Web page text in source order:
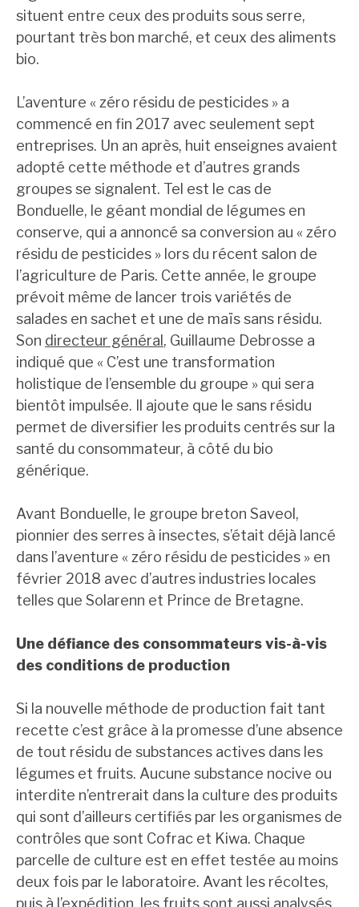
situent entre ceux des produits sous serre,
pourtant très bon marché, et ceux des aliments
bio.
L’aventure « zéro résidu de pesticides » a
commencé en fin 2017 avec seulement sept
entreprises. Un an après, huit enseignes avaient
adopté cette méthode et d’autres grands
groupes se signalent. Tel est le cas de
Bonduelle, le géant mondial de légumes en
conserve, qui a annoncé sa conversion au « zéro
résidu de pesticides » lors du récent salon de
l’agriculture de Paris. Cette année, le groupe
prévoit même de lancer trois variétés de
salades en sachet et une de maïs sans résidu.
Son directeur général , Guillaume Debrosse a
indiqué que « C’est une transformation
holistique de l’ensemble du groupe » qui sera
bientôt impulsée. Il ajoute que le sans résidu
permet de diversifier les produits centrés sur la
santé du consommateur, à côté du bio
générique.
Avant Bonduelle, le groupe breton Saveol,
pionnier des serres à insectes, s’était déjà lancé
dans l’aventure « zéro résidu de pesticides » en
février 2018 avec d’autres industries locales
telles que Solarenn et Prince de Bretagne.
Une défiance des consommateurs vis-à-vis
des conditions de production
Si la nouvelle méthode de production fait tant
recette c’est grâce à la promesse d’une absence
de tout résidu de substances actives dans les
légumes et fruits. Aucune substance nocive ou
interdite n’entrerait dans la culture des produits
qui sont d’ailleurs certifiés par les organismes de
contrôles que sont Cofrac et Kiwa. Chaque
parcelle de culture est en effet testée au moins
deux fois par le laboratoire. Avant les récoltes,
puis à l’expédition, les fruits sont aussi analysés